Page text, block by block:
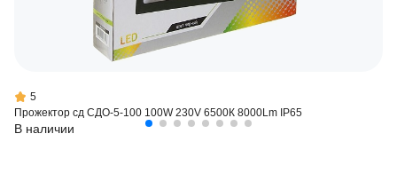
5
Прожектор сд СДО-5-100 100W 230V 6500К 8000Lm IP65
В наличии